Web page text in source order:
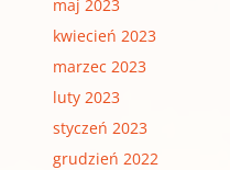
maj 2023
kwiecień 2023
marzec 2023
luty 2023
styczeń 2023
grudzień 2022